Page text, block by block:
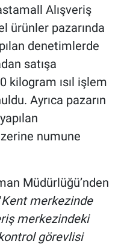
Alışveriş
ürünler pazarında
denetimlerde
satışa
kilogram ısıl işlem
Ayrıca pazarın
numune
Müdürlüğü’nden
Kent merkezinde
merkezindeki
görevlisi